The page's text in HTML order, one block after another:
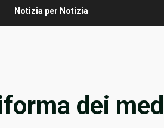
Notizia per Notizia
dei